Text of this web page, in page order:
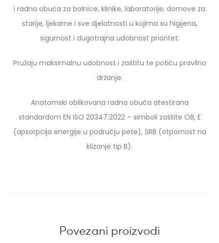
i radna obuća za bolnice, klinike, laboratorije, domove za
starije, ljekarne i sve djelatnosti u kojima su higijena,
sigurnost i dugotrajna udobnost prioritet.
Pružaju maksimalnu udobnost i zaštitu te potiču pravilno
držanje.
Anatomski oblikovana radna obuća atestirana
standardom EN ISO 20347:2022 – simboli zaštite OB, E
(apsorpcija energije u području pete), SRB (otpornost na
klizanje tip B).
Povezani proizvodi